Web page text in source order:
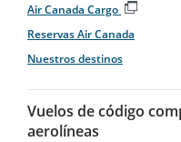
Air Canada Cargo
abre
una
Reservas Air Canada
Nuestros destinos
Vuelos de código
aerolíneas